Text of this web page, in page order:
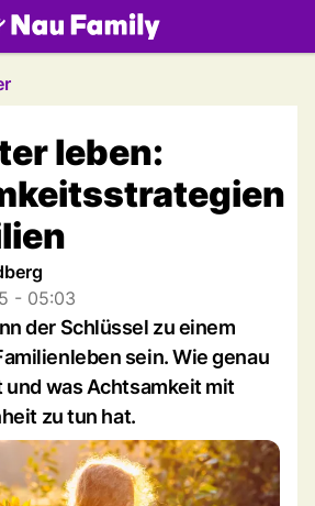
leben:
- 05:03
der Schlüssel zu einem
sein. Wie genau
was Achtsamkeit mit
zu tun hat.